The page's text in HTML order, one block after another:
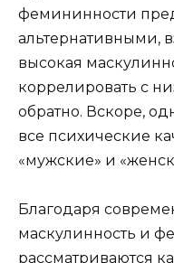
фемининности
альтернативными,
высокая
коррелировать с
обратно. Вскоре,
все психические
«мужские» и
Благодаря
маскулинность и
рассматриваются